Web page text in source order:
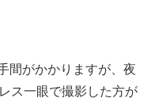
間がかかりますが、夜
ス一眼で撮影した方が